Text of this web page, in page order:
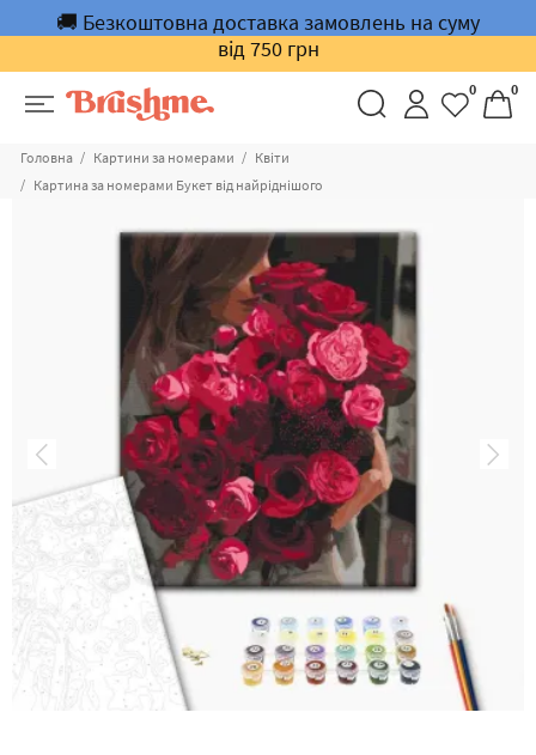
🚚 Безкоштовна доставка замовлень на суму
від 750 грн
0 0
Головна Картини за номерами
Квіти
Картина за номерами Букет від найріднішого